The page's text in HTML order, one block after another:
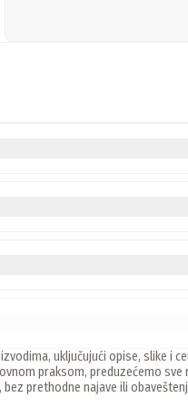
uključujući opise, slike i
praksom, preduzećemo
prethodne najave ili